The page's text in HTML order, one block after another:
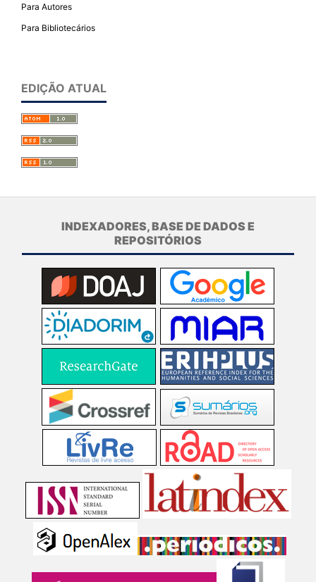
Para Autores
Para Bibliotecários
EDIÇÃO ATUAL
INDEXADORES, BASE DE DADOS E
REPOSITÓRIOS